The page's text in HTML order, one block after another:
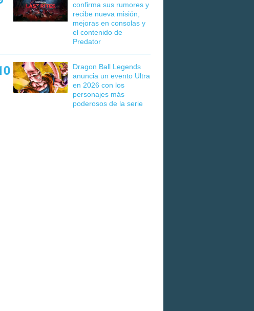
confirma sus rumores y
recibe nueva misión,
mejoras en consolas y
el contenido de
Predator
Dragon Ball Legends
anuncia un evento Ultra
en 2026 con los
personajes más
poderosos de la serie